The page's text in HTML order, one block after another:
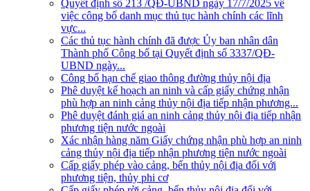
Quyết định số 213 /QĐ-UBND ngày 17/7/2025 về
việc công bố danh mục thủ tục hành chính các lĩnh
vực...
Các thủ tục hành chính đã được Ủy ban nhân dân
Thành phố Công bố tại Quyết định số 3337/QĐ-
UBND ngày...
Công bố hạn chế giao thông đường thủy nội địa
Phê duyệt kế hoạch an ninh và cấp giấy chứng nhận
phù hợp an ninh cảng thủy nội địa tiếp nhận phương...
Phê duyệt đánh giá an ninh cảng thủy nội địa tiếp nhận
phương tiện nước ngoài
Xác nhận hàng năm Giấy chứng nhận phù hợp an ninh
cảng thủy nội địa tiếp nhận phương tiện nước ngoài
Cấp giấy phép vào cảng, bến thủy nội địa đối với
phương tiện, thủy phi cơ